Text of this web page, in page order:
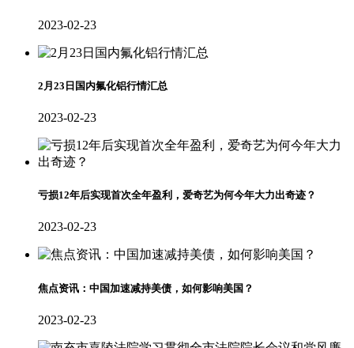
2023-02-23
2月23日国内氟化铝行情汇总
2023-02-23
亏损12年后实现首次全年盈利，爱奇艺为何今年大力出奇迹？
2023-02-23
焦点资讯：中国加速减持美债，如何影响美国？
2023-02-23